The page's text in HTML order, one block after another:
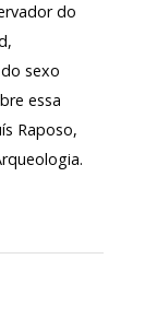
do
sexo
essa
Raposo,